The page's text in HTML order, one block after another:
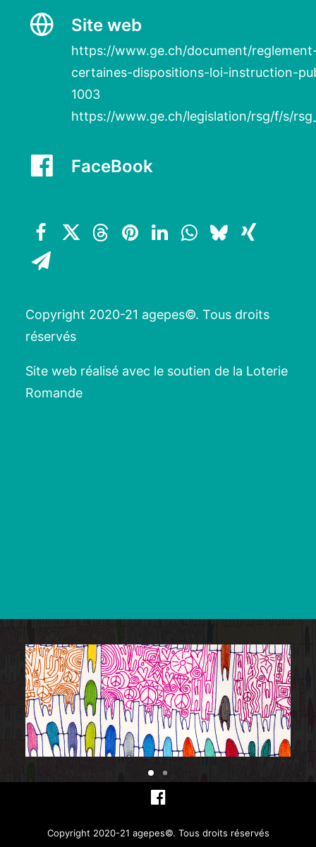
Site web
https://www.ge.ch/document/
certaines-dispositions-loi-instruction-
1003
https://www.ge.ch/legislation/rsg/f/s/
FaceBook
Copyright 2020-21 agepes©. Tous droits
réservés
Site web réalisé avec le soutien de la Loterie
Romande
Copyright 2020-21 agepes©. Tous droits réservés